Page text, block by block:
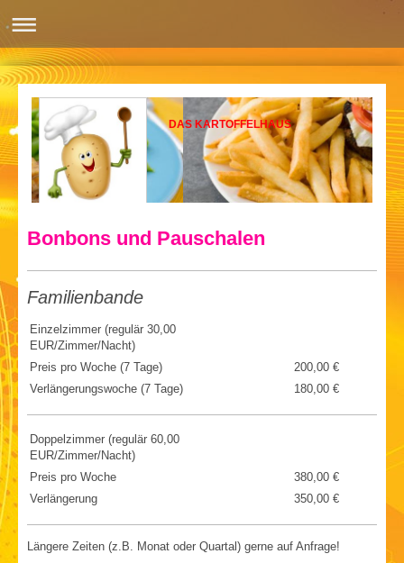
DAS KARTOFFELHAUS
Bonbons und Pauschalen
Familienbande
Einzelzimmer (regulär 30,00
EUR/Zimmer/Nacht)
Preis pro Woche (7 Tage)
200,00 €
Verlängerungswoche (7 Tage)
180,00 €
Doppelzimmer (regulär 60,00
EUR/Zimmer/Nacht)
Preis pro Woche
380,00 €
Verlängerung
350,00 €
Längere Zeiten (z.B. Monat oder Quartal) gerne auf Anfrage!